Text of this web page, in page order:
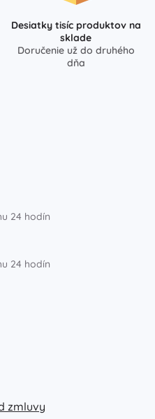
Desiatky tisíc produktov na
sklade
Doručenie už do druhého
dňa
24 hodín
24 hodín
zmluvy